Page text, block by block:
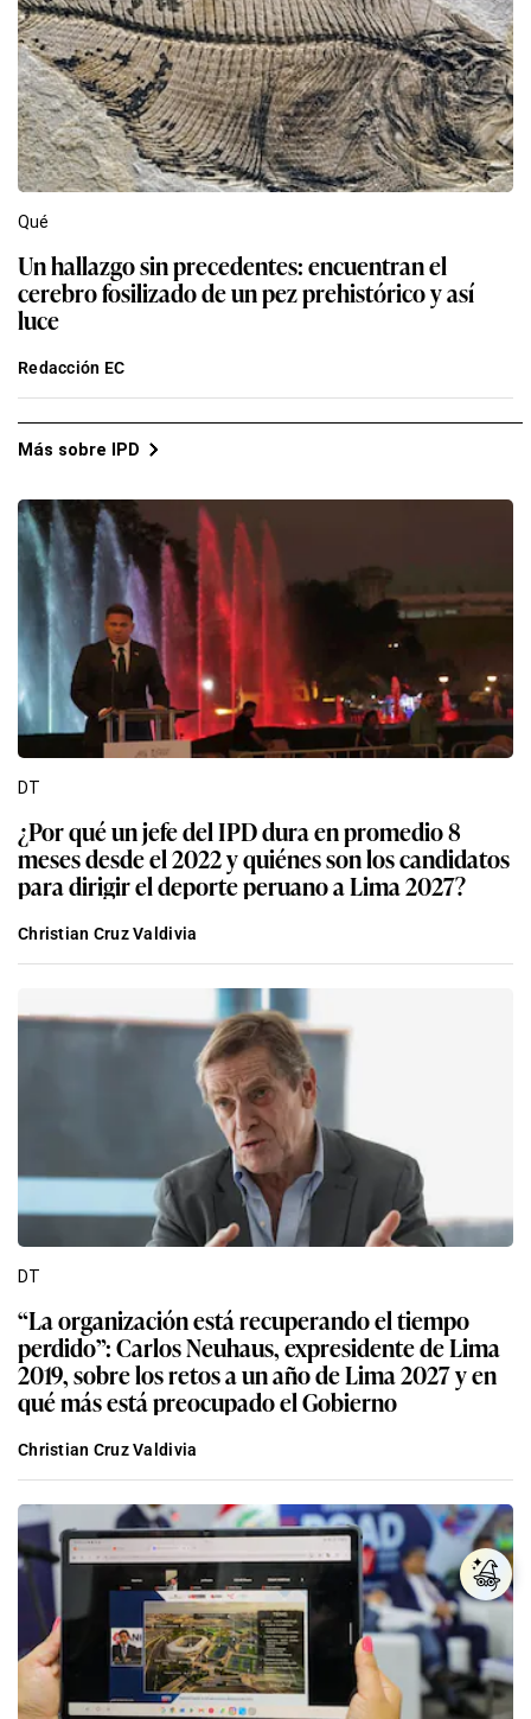
Qué
Un hallazgo sin precedentes: encuentran el
cerebro fosilizado de un pez prehistórico y así
luce
Redacción EC
Más sobre IPD
DT
¿Por qué un jefe del IPD dura en promedio 8
meses desde el 2022 y quiénes son los candidatos
para dirigir el deporte peruano a Lima 2027?
Christian Cruz Valdivia
DT
“La organización está recuperando el tiempo
perdido”: Carlos Neuhaus, expresidente de Lima
2019, sobre los retos a un año de Lima 2027 y en
qué más está preocupado el Gobierno
Christian Cruz Valdivia